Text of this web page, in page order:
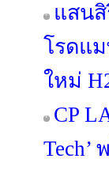
แสนสิ
โรดแ
ใหม่
CP
Tech’